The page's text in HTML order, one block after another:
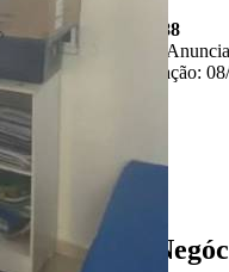
anunciante.
Código:
482088
Referência do
Última atualização:
Anunciante
Liban -